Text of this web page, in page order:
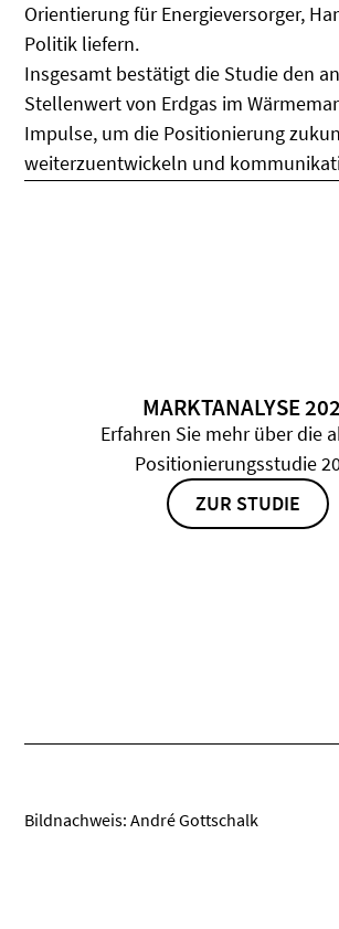
Orientierung für Energieversorger,
Politik liefern.
Insgesamt bestätigt die Studie den
Stellenwert von Erdgas im
Impulse, um die Positionierung
weiterzuentwickeln und
MARKTANALYSE
Erfahren Sie mehr über die
Positionierungsstudie
ZUR STUDIE
Bildnachweis: André Gottschalk